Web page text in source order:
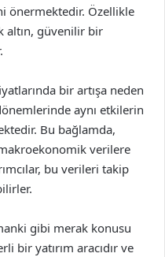
önermektedir. Özellikle
altın, güvenilir bir
bir artışa neden
aynı etkilerin
Bu bağlamda,
verilere
bu verileri takip
gibi merak konusu
bir yatırım aracıdır ve